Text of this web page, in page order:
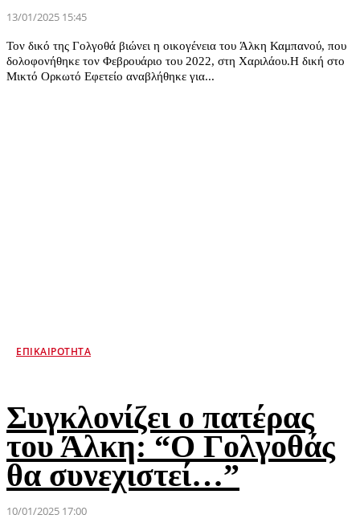
13/01/2025 15:45
Τον δικό της Γολγοθά βιώνει η οικογένεια του Άλκη Καμπανού, που
δολοφονήθηκε τον Φεβρουάριο του 2022, στη Χαριλάου.Η δική στο
Μικτό Ορκωτό Εφετείο αναβλήθηκε για...
ΕΠΙΚΑΙΡΌΤΗΤΑ
Συγκλονίζει ο πατέρας
του Άλκη: “Ο Γολγοθάς
θα συνεχιστεί…”
10/01/2025 17:00